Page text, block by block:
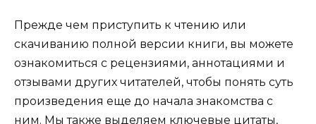
Прежде чем приступить к чтению или
скачиванию полной версии книги, вы можете
ознакомиться с рецензиями, аннотациями и
отзывами других читателей, чтобы понять суть
произведения еще до начала знакомства с
ним. Мы также выделяем ключевые цитаты,